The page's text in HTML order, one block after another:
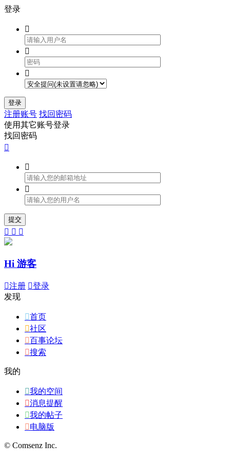
登录



登录
注册账号 找回密码
使用其它账号登录
找回密码



提交
  
Hi 游客
注册 登录
发现
首页
社区
百事论坛
搜索
我的
我的空间
消息提醒
我的帖子
电脑版
© Comsenz Inc.